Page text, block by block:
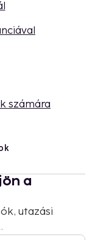
számára
a
utazási